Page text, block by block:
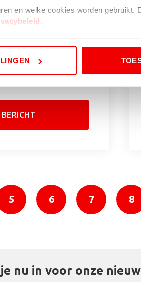
en welke cookies worden gebruikt.
.
BERICHT
5 6 7 8
nu in voor onze